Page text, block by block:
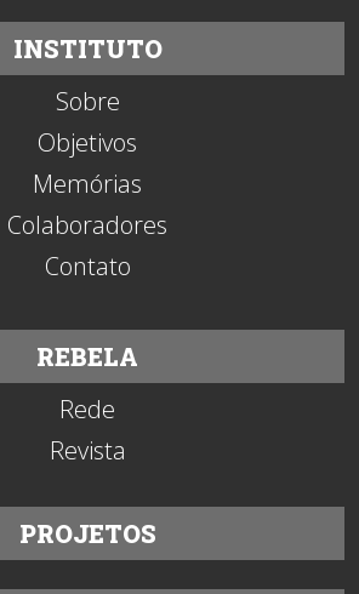
INSTITUTO
Sobre
Objetivos
Memórias
Colaboradores
Contato
REBELA
Rede
Revista
PROJETOS